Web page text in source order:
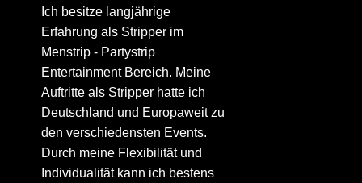
Ich besitze langjährige
Erfahrung als Stripper im
Menstrip - Partystrip
Entertainment Bereich. Meine
Auftritte als Stripper hatte ich
Deutschland und Europaweit zu
den verschiedensten Events.
Durch meine Flexibilität und
Individualität kann ich bestens